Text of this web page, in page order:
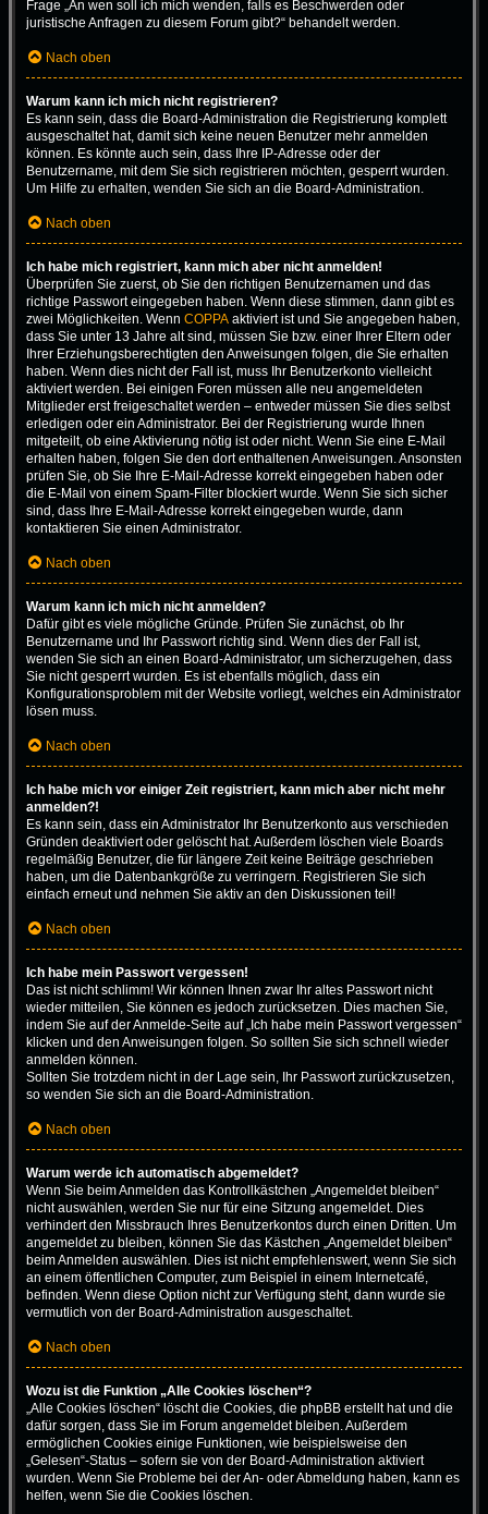
Frage „An wen soll ich mich wenden, falls es Beschwerden oder
juristische Anfragen zu diesem Forum gibt?“ behandelt werden.
Nach oben
Warum kann ich mich nicht registrieren?
Es kann sein, dass die Board-Administration die Registrierung komplett
ausgeschaltet hat, damit sich keine neuen Benutzer mehr anmelden
können. Es könnte auch sein, dass Ihre IP-Adresse oder der
Benutzername, mit dem Sie sich registrieren möchten, gesperrt wurden.
Um Hilfe zu erhalten, wenden Sie sich an die Board-Administration.
Nach oben
Ich habe mich registriert, kann mich aber nicht anmelden!
Überprüfen Sie zuerst, ob Sie den richtigen Benutzernamen und das
richtige Passwort eingegeben haben. Wenn diese stimmen, dann gibt es
zwei Möglichkeiten. Wenn COPPA aktiviert ist und Sie angegeben haben,
dass Sie unter 13 Jahre alt sind, müssen Sie bzw. einer Ihrer Eltern oder
Ihrer Erziehungsberechtigten den Anweisungen folgen, die Sie erhalten
haben. Wenn dies nicht der Fall ist, muss Ihr Benutzerkonto vielleicht
aktiviert werden. Bei einigen Foren müssen alle neu angemeldeten
Mitglieder erst freigeschaltet werden – entweder müssen Sie dies selbst
erledigen oder ein Administrator. Bei der Registrierung wurde Ihnen
mitgeteilt, ob eine Aktivierung nötig ist oder nicht. Wenn Sie eine E-Mail
erhalten haben, folgen Sie den dort enthaltenen Anweisungen. Ansonsten
prüfen Sie, ob Sie Ihre E-Mail-Adresse korrekt eingegeben haben oder
die E-Mail von einem Spam-Filter blockiert wurde. Wenn Sie sich sicher
sind, dass Ihre E-Mail-Adresse korrekt eingegeben wurde, dann
kontaktieren Sie einen Administrator.
Nach oben
Warum kann ich mich nicht anmelden?
Dafür gibt es viele mögliche Gründe. Prüfen Sie zunächst, ob Ihr
Benutzername und Ihr Passwort richtig sind. Wenn dies der Fall ist,
wenden Sie sich an einen Board-Administrator, um sicherzugehen, dass
Sie nicht gesperrt wurden. Es ist ebenfalls möglich, dass ein
Konfigurationsproblem mit der Website vorliegt, welches ein Administrator
lösen muss.
Nach oben
Ich habe mich vor einiger Zeit registriert, kann mich aber nicht mehr
anmelden?!
Es kann sein, dass ein Administrator Ihr Benutzerkonto aus verschieden
Gründen deaktiviert oder gelöscht hat. Außerdem löschen viele Boards
regelmäßig Benutzer, die für längere Zeit keine Beiträge geschrieben
haben, um die Datenbankgröße zu verringern. Registrieren Sie sich
einfach erneut und nehmen Sie aktiv an den Diskussionen teil!
Nach oben
Ich habe mein Passwort vergessen!
Das ist nicht schlimm! Wir können Ihnen zwar Ihr altes Passwort nicht
wieder mitteilen, Sie können es jedoch zurücksetzen. Dies machen Sie,
indem Sie auf der Anmelde-Seite auf „Ich habe mein Passwort vergessen“
klicken und den Anweisungen folgen. So sollten Sie sich schnell wieder
anmelden können.
Sollten Sie trotzdem nicht in der Lage sein, Ihr Passwort zurückzusetzen,
so wenden Sie sich an die Board-Administration.
Nach oben
Warum werde ich automatisch abgemeldet?
Wenn Sie beim Anmelden das Kontrollkästchen „Angemeldet bleiben“
nicht auswählen, werden Sie nur für eine Sitzung angemeldet. Dies
verhindert den Missbrauch Ihres Benutzerkontos durch einen Dritten. Um
angemeldet zu bleiben, können Sie das Kästchen „Angemeldet bleiben“
beim Anmelden auswählen. Dies ist nicht empfehlenswert, wenn Sie sich
an einem öffentlichen Computer, zum Beispiel in einem Internetcafé,
befinden. Wenn diese Option nicht zur Verfügung steht, dann wurde sie
vermutlich von der Board-Administration ausgeschaltet.
Nach oben
Wozu ist die Funktion „Alle Cookies löschen“?
„Alle Cookies löschen“ löscht die Cookies, die phpBB erstellt hat und die
dafür sorgen, dass Sie im Forum angemeldet bleiben. Außerdem
ermöglichen Cookies einige Funktionen, wie beispielsweise den
„Gelesen“-Status – sofern sie von der Board-Administration aktiviert
wurden. Wenn Sie Probleme bei der An- oder Abmeldung haben, kann es
helfen, wenn Sie die Cookies löschen.